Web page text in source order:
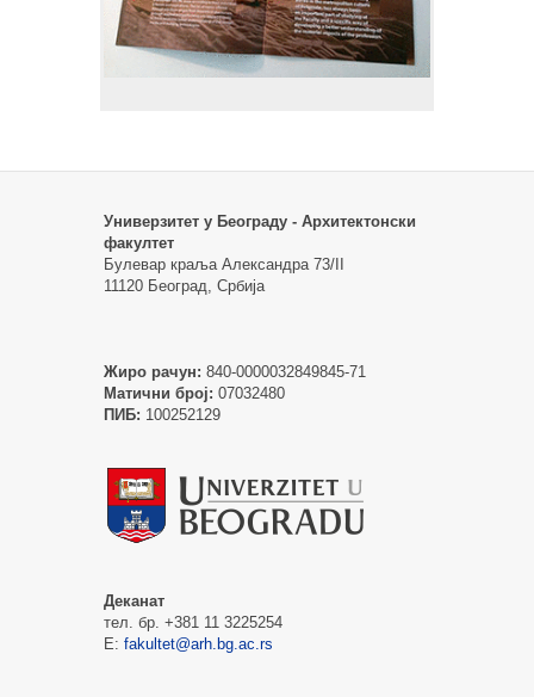
Универзитет у Београду - Архитектонски
факултет
Булевар краља Александра 73/II
11120 Београд, Србија
Жиро рачун: 840-0000032849845-71
Матични број: 07032480
ПИБ: 100252129
Деканат
тел. бр. +381 11 3225254
Е: fakultet@arh.bg.ac.rs